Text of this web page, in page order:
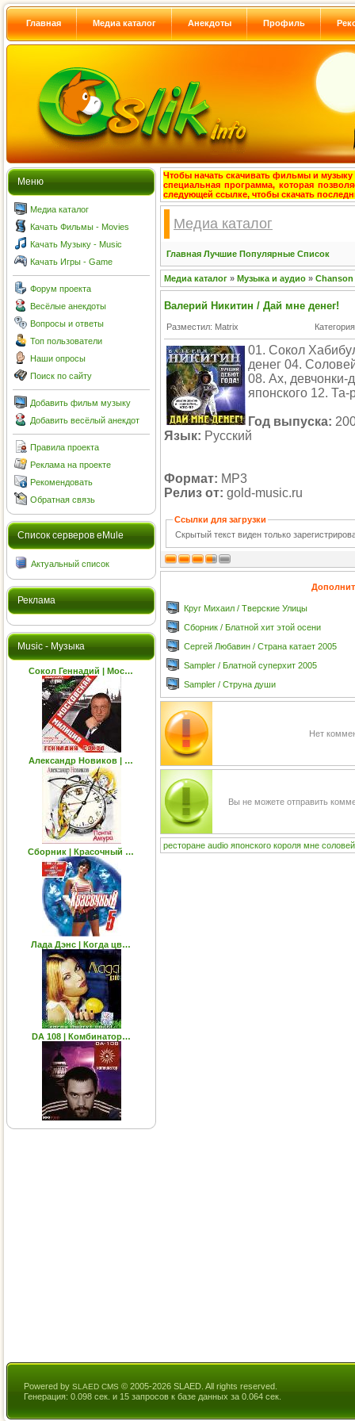
Главная Медиа каталог Анекдоты Профиль
Меню
Медиа каталог
Качать Фильмы - Movies
Качать Музыку - Music
Качать Игры - Game
Форум проекта
Весёлые анекдоты
Вопросы и ответы
Топ пользователи
Наши опросы
Поиск по сайту
Добавить фильм музыку
Добавить весёлый анекдот
Правила проекта
Реклама на проекте
Рекомендовать
Обратная связь
Cписок серверов eMule
Актуальный список
Реклама
Music - Музыка
Сокол Геннадий | Мос…
Александр Новиков | …
Сборник | Красочный …
Лада Дэнс | Когда цв…
DA 108 | Комбинатор…
Чтобы начать скачивать фильмы и музыку
специальная программа, которая
следующей ссылке, чтобы скачать
Медиа каталог
Главная Лучшие Популярные Список
Медиа каталог » Музыка и аудио » Chanson
Валерий Никитин / Дай мне денег!
Разместил: Matrix
01. Сокол
денег 04.
08. Ах, девчонки-
японского 12. Та-
Год выпуска:
Язык: Русский
Формат: MP3
Релиз от: gold-music.ru
Ссылки для загрузки
Скрытый текст виден только
Круг Михаил / Тверские Улицы
Сборник / Блатной хит этой осени
Сергей Любавин / Страна катает 2005
Sampler / Блатной суперхит 2005
Sampler / Струна души
Нет
Вы не можете отправить
ресторане audio японского короля мне соловей
Powered by SLAED CMS © 2005-2026 SLAED. All rights reserved.
Генерация: 0.098 сек. и 15 запросов к базе данных за 0.064 сек.